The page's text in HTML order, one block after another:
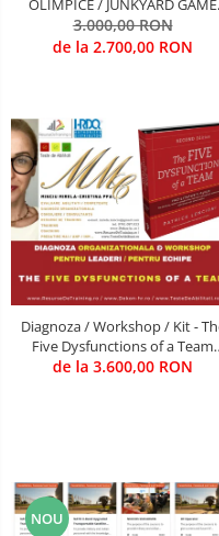
OLIMPICE / JUNKYARD GAME
(Antrenarea competentelor de
INOVARE si imbunatatire
3.000,00 RON
de la 2.700,00 RON
Diagnoza / Workshop / Kit - The
Five Dysfunctions of a Team
(Autor Patrick Lencioni) / Trainer
de la 3.600,00 RON
NOU